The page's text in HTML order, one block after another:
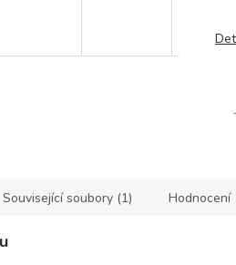
Související soubory (1) Hodnocení